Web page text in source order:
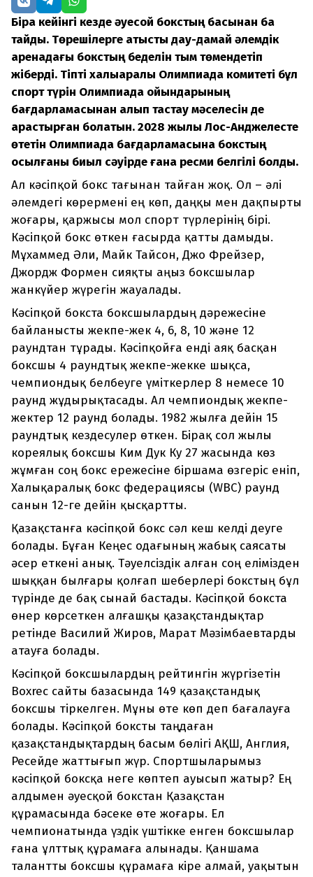
Бірақ кейінгі кезде әуесқой бокстың басынан бақ
тайды. Төрешілерге қатысты дау-дамай әлемдік
аренадағы бокстың беделін тым төмендетіп
жіберді. Тіпті халықаралық Олимпиада комитеті бұл
спорт түрін Олимпиада ойындарының
бағдарламасынан алып тастау мәселесін де
қарастырған болатын. 2028 жылы Лос-Анджелесте
өтетін Олимпиада бағдарламасына бокстың
қосылғаны биыл сәуірде ғана ресми белгілі болды.
Ал кәсіпқой бокс тағынан тайған жоқ. Ол – әлі
әлемдегі көрермені ең көп, даңқы мен дақпырты
жоғары, қаржысы мол спорт түрлерінің бірі.
Кәсіпқой бокс өткен ғасырда қатты дамыды.
Мұхаммед Әли, Майк Тайсон, Джо Фрейзер,
Джордж Формен сияқты аңыз боксшылар
жанкүйер жүрегін жауалады.
Кәсіпқой бокста боксшылардың дәрежесіне
байланысты жекпе-жек 4, 6, 8, 10 және 12
раундтан тұрады. Кәсіпқойға енді аяқ басқан
боксшы 4 раундтық жекпе-жекке шықса,
чемпиондық белбеуге үміткерлер 8 немесе 10
раунд жұдырықтасады. Ал чемпиондық жекпе-
жектер 12 раунд болады. 1982 жылға дейін 15
раундтық кездесулер өткен. Бірақ сол жылы
кореялық боксшы Ким Дук Ку 27 жасында көз
жұмған соң бокс ережесіне біршама өзгеріс еніп,
Халықаралық бокс федерациясы (WBC) раунд
санын 12-ге дейін қысқартты.
Қазақстанға кәсіпқой бокс сәл кеш келді деуге
болады. Бұған Кеңес одағының жабық саясаты
әсер еткені анық. Тәуелсіздік алған соң елімізден
шыққан былғары қолғап шеберлері бокстың бұл
түрінде де бақ сынай бастады. Кәсіпқой бокста
өнер көрсеткен алғашқы қазақстандықтар
ретінде Василий Жиров, Марат Мәзiмбаевтарды
атауға болады.
Кәсіпқой боксшылардың рейтингін жүргізетін
Boxrec сайты базасында 149 қазақстандық
боксшы тіркелген. Мұны өте көп деп бағалауға
болады. Кәсіпқой боксты таңдаған
қазақстандықтардың басым бөлігі АҚШ, Англия,
Ресейде жаттығып жүр. Спортшыларымыз
кәсіпқой боксқа неге көптеп ауысып жатыр? Ең
алдымен әуесқой бокстан Қазақстан
құрамасында бәсеке өте жоғары. Ел
чемпионатында үздік үштікке енген боксшылар
ғана ұлттық құрамаға алынады. Қаншама
талантты боксшы құрамаға кіре алмай, уақытын